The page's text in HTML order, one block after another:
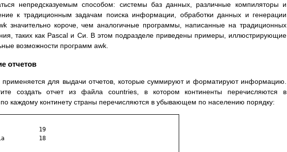
непредсказуемым способом: системы баз данных, различные компиляторы и
к традиционным задачам поиска информации, обработки данных и генерации
значительно короче, чем аналогичные программы, написанные на традиционных
таких как Pascal и Си. В этом подразделе приведены примеры, иллюстрирующие
возможности программ awk.
отчетов
для выдачи отчетов, которые суммируют и форматируют информацию.
создать отчет из файла countries, в котором континенты перечисляются в
каждому континету страны перечисляются в убывающем по населению порядку:
19
18